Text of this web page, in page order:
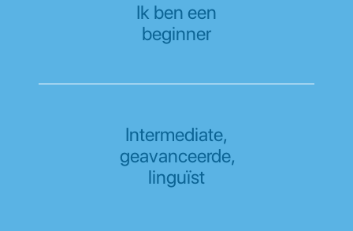
Ik ben een
beginner
Intermediate,
geavanceerde,
linguïst